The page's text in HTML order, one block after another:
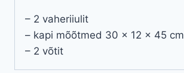
– 2 vaheriiulit
– kapi mõõtmed 30 x 12 x 45 cm
– 2 võtit